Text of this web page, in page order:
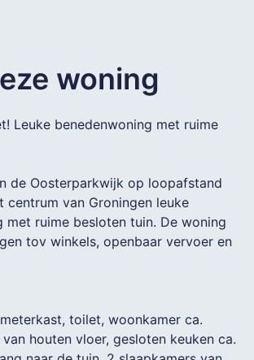
woning
Leuke benedenwoning met ruime
de Oosterparkwijk op loopafstand
centrum van Groningen leuke
met ruime besloten tuin. De woning
tov winkels, openbaar vervoer en
toilet, woonkamer ca.
houten vloer, gesloten keuken ca.